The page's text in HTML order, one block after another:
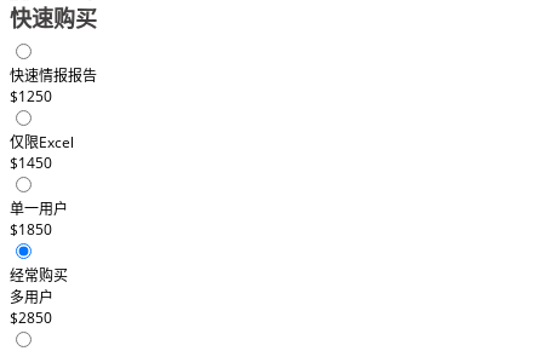
快速购买
快速情报报告
$1250
仅限Excel
$1450
单一用户
$1850
经常购买
多用户
$2850